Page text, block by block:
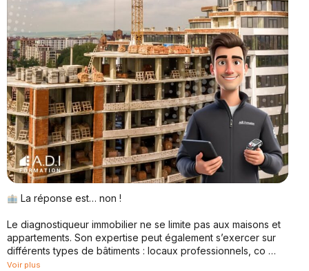
La réponse est… non !
Le diagnostiqueur immobilier ne se limite pas aux maisons et
appartements. Son expertise peut également s’exercer sur
différents types de bâtiments : locaux professionnels, co …
Voir plus